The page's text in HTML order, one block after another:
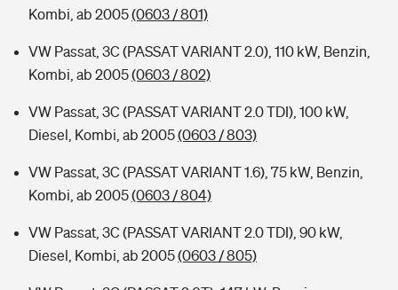
Kombi, ab 2005(0603 / 801)
VW Passat, 3C (PASSAT VARIANT 2.0), 110 kW, Benzin,
Kombi, ab 2005(0603 / 802)
VW Passat, 3C (PASSAT VARIANT 2.0 TDI), 100 kW,
Diesel, Kombi, ab 2005(0603 / 803)
VW Passat, 3C (PASSAT VARIANT 1.6), 75 kW, Benzin,
Kombi, ab 2005(0603 / 804)
VW Passat, 3C (PASSAT VARIANT 2.0 TDI), 90 kW,
Diesel, Kombi, ab 2005(0603 / 805)